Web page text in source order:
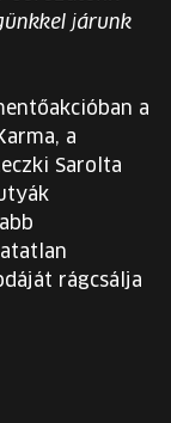
járunk
a
a
Sarolta
rágcsálja